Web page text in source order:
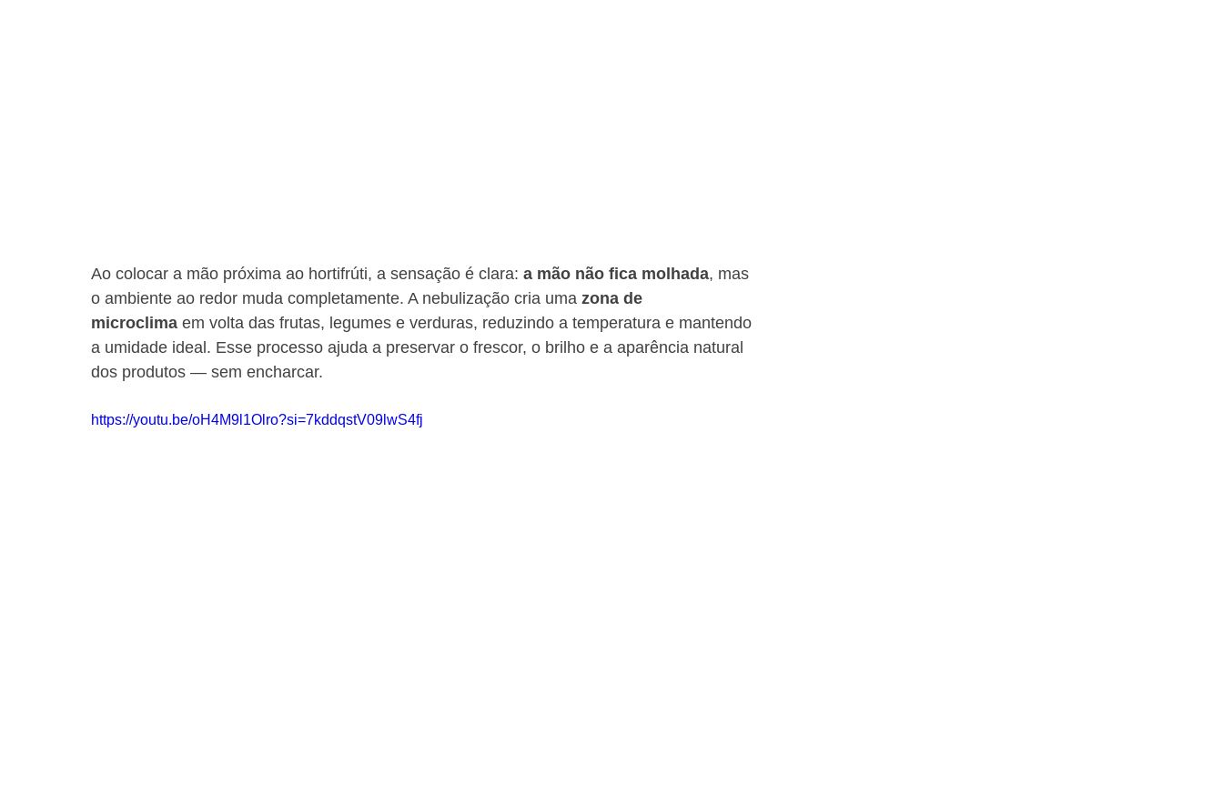
Ao colocar a mão próxima ao hortifrúti, a sensação é clara: a mão não fica molhada, mas
o ambiente ao redor muda completamente. A nebulização cria uma zona de
microclima em volta das frutas, legumes e verduras, reduzindo a temperatura e mantendo
a umidade ideal. Esse processo ajuda a preservar o frescor, o brilho e a aparência natural
dos produtos — sem encharcar.
https://youtu.be/oH4M9l1Olro?si=7kddqstV09lwS4fj